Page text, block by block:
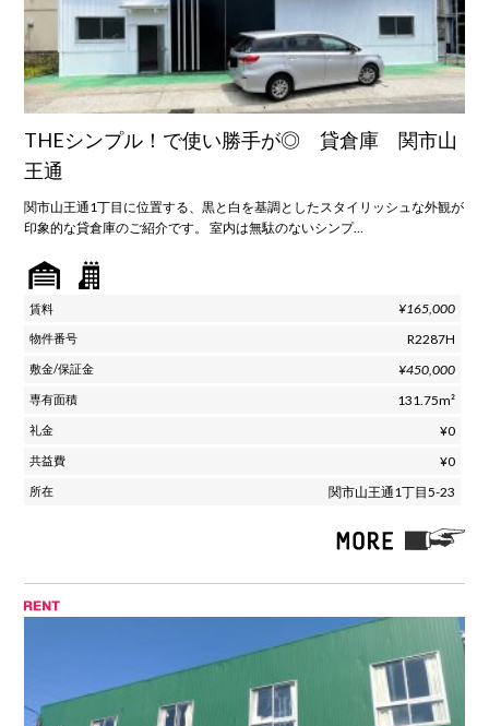
THEシンプル！で使い勝手が◎ 貸倉庫 関市山
王通
関市山王通1丁目に位置する、黒と白を基調としたスタイリッシュな外観が
印象的な貸倉庫のご紹介です。 室内は無駄のないシンプ…
¥165,000
R2287H
¥450,000
131.75m²
¥0
¥0
関市山王通1丁目5-23